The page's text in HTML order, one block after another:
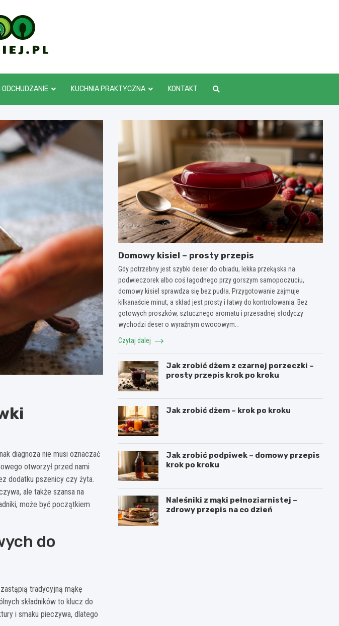
ODCHUDZANIE KUCHNIA PRAKTYCZNA KONTAKT
diagnoza nie musi oznaczać
otworzył przed nami
dodatku pszenicy czy żyta.
ale także szansa na
może być początkiem
do
tradycyjną mąkę
składników to klucz do
i smaku pieczywa, dlatego
Domowy kisiel – prosty przepis
Gdy potrzebny jest szybki deser do obiadu, lekka przekąska na
podwieczorek albo coś łagodnego przy gorszym samopoczuciu,
domowy kisiel sprawdza się bez pudła. Przygotowanie zajmuje
kilkanaście minut, a skład jest prosty i łatwy do kontrolowania. Bez
gotowych proszków, sztucznego aromatu i przesadnej słodyczy
wychodzi deser o wyraźnym owocowym…
Czytaj dalej
Jak zrobić dżem z czarnej porzeczki –
prosty przepis krok po kroku
Jak zrobić dżem – krok po kroku
Jak zrobić podpiwek – domowy przepis
krok po kroku
Naleśniki z mąki pełnoziarnistej –
zdrowy przepis na co dzień